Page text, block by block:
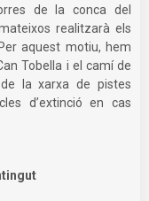
de la conca del
realitzarà els
aquest motiu, hem
Tobella i el camí de
la xarxa de pistes
d’extinció en cas